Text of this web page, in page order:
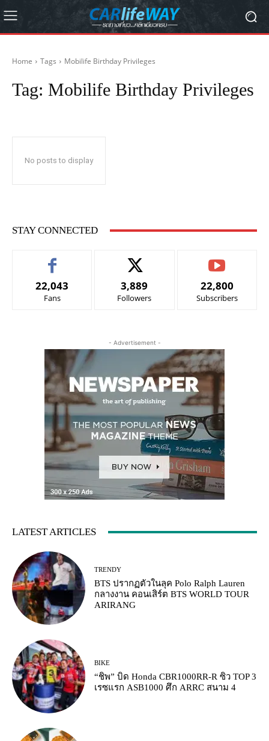
Home Tags Mobilife Birthday Privileges
Tag: Mobilife Birthday Privileges
No posts to display
STAY CONNECTED
22,043
Fans
3,889
Followers
22,800
Subscribers
- Advertisement -
LATEST ARTICLES
TRENDY
BTS ปรากฏตัวในลุค Polo Ralph Lauren
กลางงาน คอนเสิร์ต BTS WORLD TOUR
ARIRANG
BIKE
“ชิพ” บิด Honda CBR1000RR-R ซิว TOP 3
เรซแรก ASB1000 ศึก ARRC สนาม 4